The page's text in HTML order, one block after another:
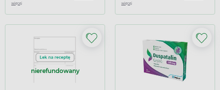
więcej
więcej
nierefundowany